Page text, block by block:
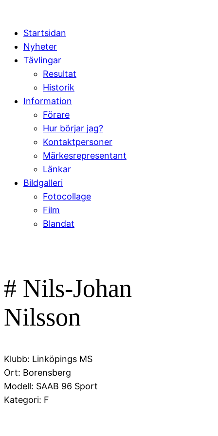
Startsidan
Nyheter
Tävlingar
Resultat
Historik
Information
Förare
Hur börjar jag?
Kontaktpersoner
Märkesrepresentant
Länkar
Bildgalleri
Fotocollage
Film
Blandat
# Nils-Johan
Nilsson
Klubb: Linköpings MS
Ort: Borensberg
Modell: SAAB 96 Sport
Kategori: F